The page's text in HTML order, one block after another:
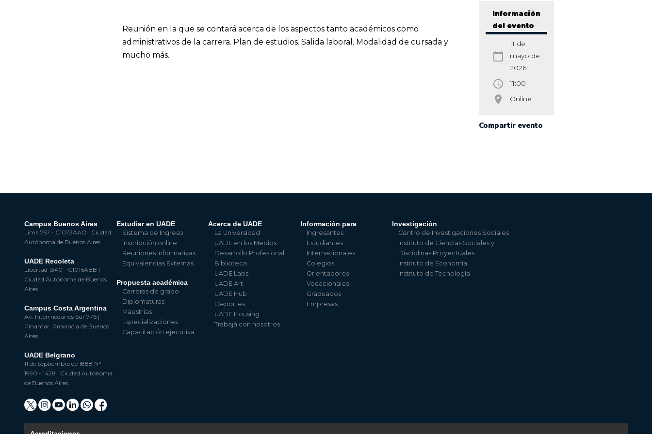
Información
del evento
calendar_today
11 de
mayo de
2026
access_time 11:00
room Online
Compartir evento
Reunión en la que se contará acerca de los aspectos tanto académicos como
administrativos de la carrera. Plan de estudios. Salida laboral. Modalidad de cursada y
mucho más.
Campus Buenos Aires
Lima 757 - C1073AAO | Ciudad
Autónoma de Buenos Aires
UADE Recoleta
Libertad 1340 - C1016ABB |
Ciudad Autónoma de Buenos
Aires
Campus Costa Argentina
Av. Intermédanos Sur 776 |
Pinamar, Provincia de Buenos
Aires
UADE Belgrano
11 de Septiembre de 1888 N°
1990 - 1428 | Ciudad Autónoma
de Buenos Aires
Estudiar en UADE
Sistema de Ingreso
Inscripción online
Reuniones Informativas
Equivalencias Externas
Propuesta académica
Carreras de grado
Diplomaturas
Maestrías
Especializaciones
Capacitación ejecutiva
Acerca de UADE
La Universidad
UADE en los Medios
Desarrollo Profesional
Biblioteca
UADE Labs
UADE Art
UADE Hub
Deportes
UADE Housing
Trabajá con nosotros
Información para
Ingresantes
Estudiantes
Internacionales
Colegios
Orientadores
Vocacionales
Graduados
Empresas
Investigación
Centro de Investigaciones Sociales
Instituto de Ciencias Sociales y
Disciplinas Proyectuales
Instituto de Economía
Instituto de Tecnología